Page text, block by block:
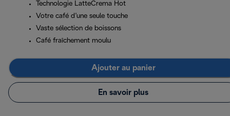
Technologie LatteCrema Hot
Votre café d’une seule touche
Vaste sélection de boissons
Café fraîchement moulu
Ajouter au panier
En savoir plus